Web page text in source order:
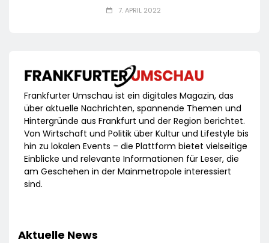
7. APRIL 2022
Frankfurter Umschau ist ein digitales Magazin, das
über aktuelle Nachrichten, spannende Themen und
Hintergründe aus Frankfurt und der Region berichtet.
Von Wirtschaft und Politik über Kultur und Lifestyle bis
hin zu lokalen Events – die Plattform bietet vielseitige
Einblicke und relevante Informationen für Leser, die
am Geschehen in der Mainmetropole interessiert
sind.
Aktuelle News